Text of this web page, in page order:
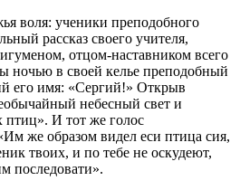
воля: ученики преподобного
рассказ своего учителя,
отцом-наставником всего
ночью в своей келье преподобный
его имя: «Сергий!» Открыв
небесный свет и
птиц». И тот же голос
же образом видел еси птица сия,
твоих, и по тебе не оскудеют,
последовати».